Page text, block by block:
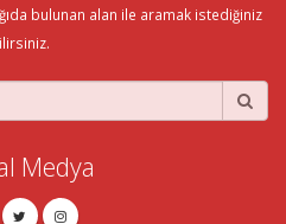
bulunan alan ile aramak istediğiniz
Medya